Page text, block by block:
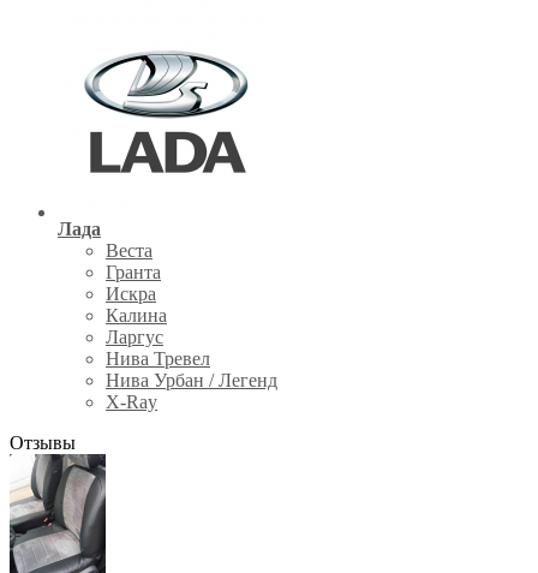
Лада
Веста
Гранта
Искра
Калина
Ларгус
Нива Тревел
Нива Урбан / Легенд
X-Ray
Отзывы